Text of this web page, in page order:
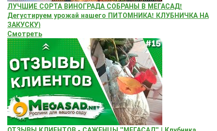
ЛУЧШИЕ СОРТА ВИНОГРАДА СОБРАНЫ В МЕГАСАД!
Дегустируем урожай нашего ПИТОМНИКА! КЛУБНИЧКА НА
ЗАКУСКУ)
Смотреть